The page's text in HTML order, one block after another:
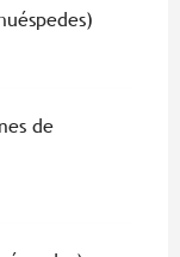
de